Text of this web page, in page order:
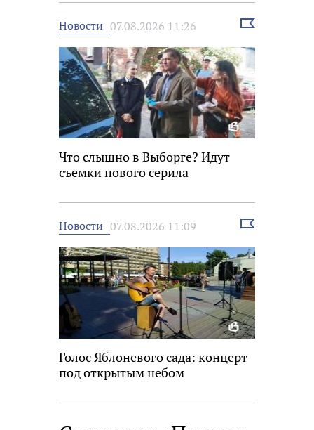
Новости 07.08.2026 11:26
Выбрать
Что слышно в Выборге? Идут
съемки нового серила
Новости 07.08.2026 11:09
Выбрать
Голос Яблоневого сада: концерт
под открытым небом